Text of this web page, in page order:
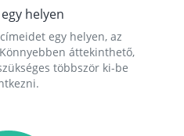
helyen
egy helyen, az
áttekinthető,
többször ki-be